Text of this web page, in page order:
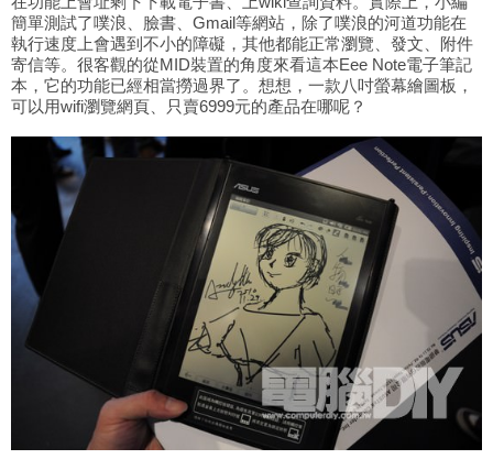
簡單測試了噗浪、臉書、Gmail等網站，除了噗浪的河道功能在
執行速度上會遇到不小的障礙，其他都能正常瀏覽、發文、附件
寄信等。很客觀的從MID裝置的角度來看這本Eee Note電子筆記
本，它的功能已經相當撈過界了。想想，一款八吋螢幕繪圖板，
可以用wifi瀏覽網頁、只賣6999元的產品在哪呢？